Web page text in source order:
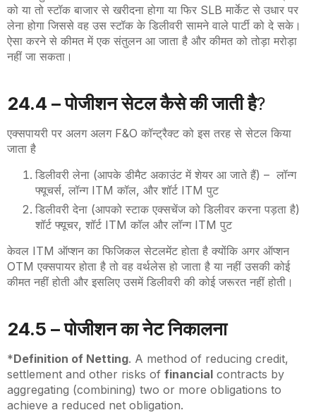
को या तो स्टॉक बाजार से खरीदना होगा या फिर SLB मार्केट से उधार पर
लेना होगा जिससे वह उस स्टॉक के डिलीवरी सामने वाले पार्टी को दे सके।
ऐसा करने से कीमत में एक संतुलन आ जाता है और कीमत को तोड़ा मरोड़ा
नहीं जा सकता।
24.4 – पोजीशन सेटल कैसे की जाती है?
एक्सपायरी पर अलग अलग F&O कॉन्ट्रैक्ट को इस तरह से सेटल किया
जाता है
डिलीवरी लेना (आपके डीमैट अकाउंट में शेयर आ जाते हैं) – लॉन्ग
फ्यूचर्स, लॉन्ग ITM कॉल, और शॉर्ट ITM पुट
डिलीवरी देना (आपको स्टाक एक्सचेंज को डिलीवर करना पड़ता है)
शॉर्ट फ्यूचर, शॉर्ट ITM कॉल और लॉन्ग ITM पुट
केवल ITM ऑप्शन का फिजिकल सेटलमेंट होता है क्योंकि अगर ऑप्शन
OTM एक्सपायर होता है तो वह वर्थलेस हो जाता है या नहीं उसकी कोई
कीमत नहीं होती और इसलिए उसमें डिलीवरी की कोई जरूरत नहीं होती।
24.5 – पोजीशन का नेट निकालना
*Definition of Netting. A method of reducing credit,
settlement and other risks of financial contracts by
aggregating (combining) two or more obligations to
achieve a reduced net obligation.